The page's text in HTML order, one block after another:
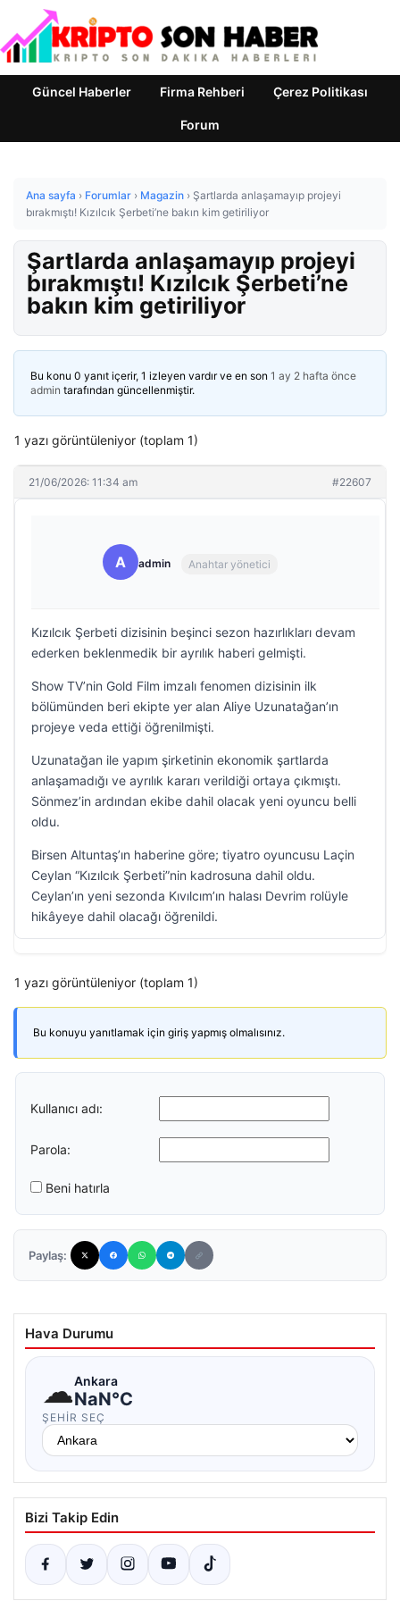
Güncel Haberler Firma Rehberi Çerez Politikası
Forum
Ana sayfa › Forumlar › Magazin › Şartlarda anlaşamayıp projeyi
bırakmıştı! Kızılcık Şerbeti’ne bakın kim getiriliyor
Şartlarda anlaşamayıp projeyi
bırakmıştı! Kızılcık Şerbeti’ne
bakın kim getiriliyor
Bu konu 0 yanıt içerir, 1 izleyen vardır ve en son 1 ay 2 hafta önce
admin tarafından güncellenmiştir.
1 yazı görüntüleniyor (toplam 1)
21/06/2026: 11:34 am #22607
A admin Anahtar yönetici
Kızılcık Şerbeti dizisinin beşinci sezon hazırlıkları devam
ederken beklenmedik bir ayrılık haberi gelmişti.
Show TV’nin Gold Film imzalı fenomen dizisinin ilk
bölümünden beri ekipte yer alan Aliye Uzunatağan’ın
projeye veda ettiği öğrenilmişti.
Uzunatağan ile yapım şirketinin ekonomik şartlarda
anlaşamadığı ve ayrılık kararı verildiği ortaya çıkmıştı.
Sönmez’in ardından ekibe dahil olacak yeni oyuncu belli
oldu.
Birsen Altuntaş’ın haberine göre; tiyatro oyuncusu Laçin
Ceylan “Kızılcık Şerbeti”nin kadrosuna dahil oldu.
Ceylan’ın yeni sezonda Kıvılcım’ın halası Devrim rolüyle
hikâyeye dahil olacağı öğrenildi.
1 yazı görüntüleniyor (toplam 1)
Bu konuyu yanıtlamak için giriş yapmış olmalısınız.
Kullanıcı adı:
Parola:
Beni hatırla
Paylaş:
Hava Durumu
☁Ankara
NaN°C
ŞEHIR SEÇ
Bizi Takip Edin